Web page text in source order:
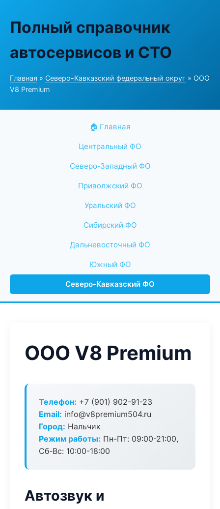
Полный справочник
автосервисов и СТО
Главная » Северо-Кавказский федеральный округ » ООО
V8 Premium
🏠 Главная
Центральный ФО
Северо-Западный ФО
Приволжский ФО
Уральский ФО
Сибирский ФО
Дальневосточный ФО
Южный ФО
Северо-Кавказский ФО
ООО V8 Premium
Телефон: +7 (901) 902-91-23
Email: info@v8premium504.ru
Город: Нальчик
Режим работы: Пн-Пт: 09:00-21:00,
Сб-Вс: 10:00-18:00
Автозвук и